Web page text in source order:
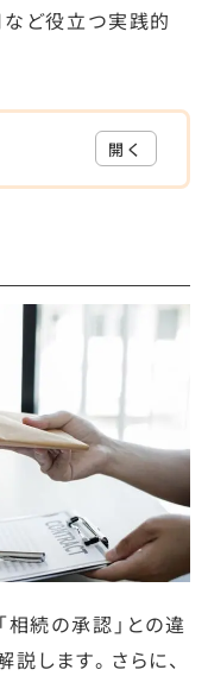
など役立つ実践的
開く
相続の承認」との違
します。さらに、